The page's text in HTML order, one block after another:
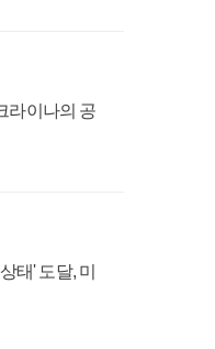
라이나의 공
태' 도달, 미